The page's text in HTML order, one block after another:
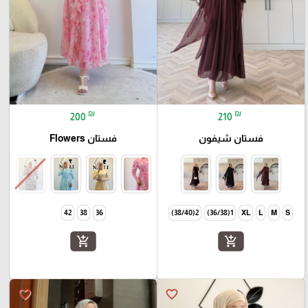
210 ₪
فستان شيفون
S
M
L
XL
1(36/38)
2(38/40)
add_shopping_cart
200 ₪
فستان Flowers
36
38
42
add_shopping_cart
favorite_border
favorite_border